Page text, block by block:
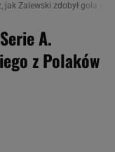
jak Zalewski zdobył gola w
A.
z Polaków